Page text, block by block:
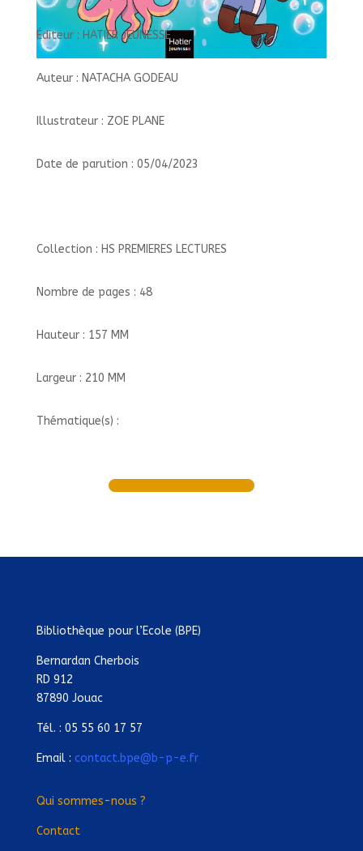
Éditeur : HATIER JEUNESSE
Auteur : NATACHA GODEAU
Illustrateur : ZOE PLANE
Date de parution : 05/04/2023
Collection : HS PREMIERES LECTURES
Nombre de pages : 48
Hauteur : 157 MM
Largeur : 210 MM
Thématique(s) :
Bibliothèque pour l’Ecole (BPE)
Bernardan Cherbois
RD 912
87890 Jouac
Tél. : 05 55 60 17 57
Email : contact.bpe@b-p-e.fr
Qui sommes-nous ?
Contact